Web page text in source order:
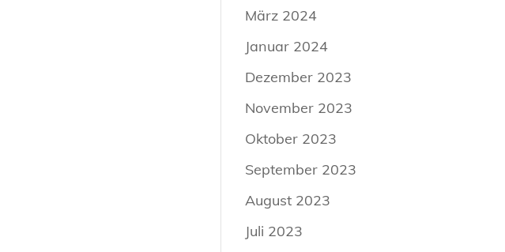
März 2024
Januar 2024
Dezember 2023
November 2023
Oktober 2023
September 2023
August 2023
Juli 2023